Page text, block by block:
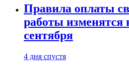
Правила оплаты
работы изменятся
сентября
4 дня спустя